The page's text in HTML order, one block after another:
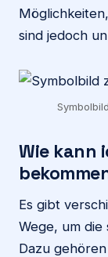
sind jedoch
Wie kann
Es gibt
Wege, um
Dazu